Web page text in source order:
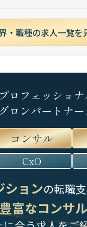
・職種の求人一覧を
ロフェッショナ
ロンパートナ
コンサル
CxO
ションの転職
富なコンサ